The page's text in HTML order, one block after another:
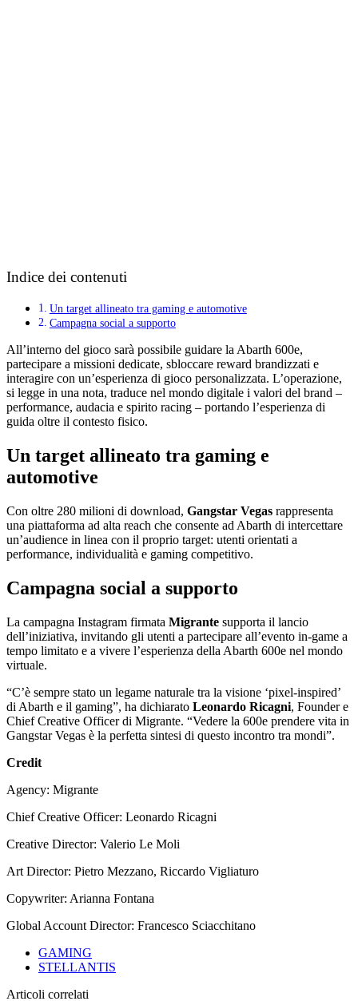
Indice dei contenuti
Un target allineato tra gaming e automotive
Campagna social a supporto
All’interno del gioco sarà possibile guidare la Abarth 600e,
partecipare a missioni dedicate, sbloccare reward brandizzati e
interagire con un’esperienza di gioco personalizzata. L’operazione,
si legge in una nota, traduce nel mondo digitale i valori del brand –
performance, audacia e spirito racing – portando l’esperienza di
guida oltre il contesto fisico.
Un target allineato tra gaming e
automotive
Con oltre 280 milioni di download, Gangstar Vegas rappresenta
una piattaforma ad alta reach che consente ad Abarth di intercettare
un’audience in linea con il proprio target: utenti orientati a
performance, individualità e gaming competitivo.
Campagna social a supporto
La campagna Instagram firmata Migrante supporta il lancio
dell’iniziativa, invitando gli utenti a partecipare all’evento in-game a
tempo limitato e a vivere l’esperienza della Abarth 600e nel mondo
virtuale.
“C’è sempre stato un legame naturale tra la visione ‘pixel-inspired’
di Abarth e il gaming”, ha dichiarato Leonardo Ricagni, Founder e
Chief Creative Officer di Migrante. “Vedere la 600e prendere vita in
Gangstar Vegas è la perfetta sintesi di questo incontro tra mondi”.
Credit
Agency: Migrante
Chief Creative Officer: Leonardo Ricagni
Creative Director: Valerio Le Moli
Art Director: Pietro Mezzano, Riccardo Vigliaturo
Copywriter: Arianna Fontana
Global Account Director: Francesco Sciacchitano
GAMING
STELLANTIS
Articoli correlati